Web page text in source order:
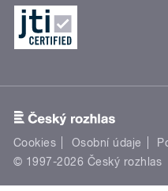
Cookies Osobní údaje
© 1997-2026 Český rozhlas